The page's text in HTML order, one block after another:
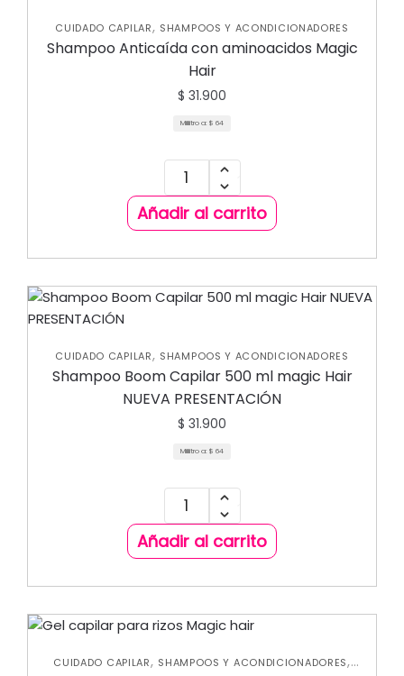
CUIDADO CAPILAR, SHAMPOOS Y ACONDICIONADORES
Shampoo Anticaída con aminoacidos Magic
Hair
$ 31.900
Mililitro a: $ 64
Añadir al carrito
CUIDADO CAPILAR, SHAMPOOS Y ACONDICIONADORES
Shampoo Boom Capilar 500 ml magic Hair
NUEVA PRESENTACIÓN
$ 31.900
Mililitro a: $ 64
Añadir al carrito
CUIDADO CAPILAR, SHAMPOOS Y ACONDICIONADORES,